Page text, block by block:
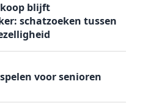
blijft
schatzoeken tussen
voor senioren